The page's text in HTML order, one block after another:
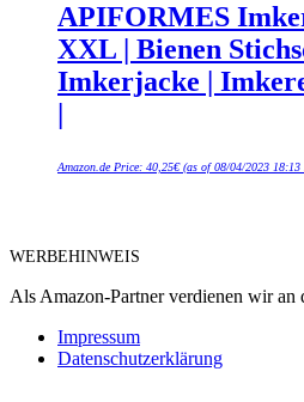
APIFORMES
XXL | Bienen
Imkerjacke |
|
Amazon.de Price: 40,25€(as of 08/04/2023 18:13
WERBEHINWEIS
Als Amazon-Partner verdienen wir an
Impressum
Datenschutzerklärung